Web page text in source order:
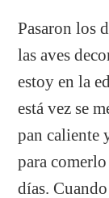
Pasaron los
las aves
estoy en la
está vez se
pan caliente
para
días.